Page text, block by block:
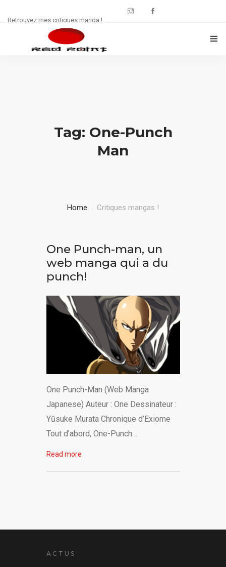
Retrouvez mes critiques manga !
Tag: One-Punch
Man
Home Critiques mangas !
One Punch-man, un
web manga qui a du
punch!
One Punch-Man (Web Manga
Japanese) Auteur : One Dessinateur :
Yūsuke Murata Chronique d’Exiome
Tout d’abord, One-Punch…
Read more
ACTUS